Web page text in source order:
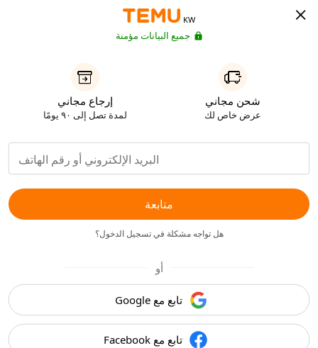
KW
جميع البيانات مؤمنة
شحن مجاني
عرض خاص لك
إرجاع مجاني
لمدة تصل إلى ٩٠ يومًا
متابعة
هل تواجه مشكلة في تسجيل الدخول؟
أو
تابع مع Google
تابع مع Facebook